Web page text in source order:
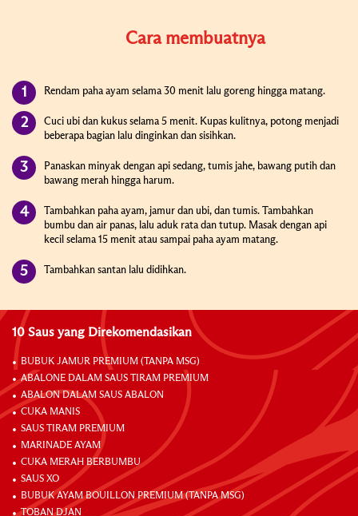
Cara membuatnya
Rendam paha ayam selama 30 menit lalu goreng hingga matang.
Cuci ubi dan kukus selama 5 menit. Kupas kulitnya, potong menjadi
beberapa bagian lalu dinginkan dan sisihkan.
Panaskan minyak dengan api sedang, tumis jahe, bawang putih dan
bawang merah hingga harum.
Tambahkan paha ayam, jamur dan ubi, dan tumis. Tambahkan
bumbu dan air panas, lalu aduk rata dan tutup. Masak dengan api
kecil selama 15 menit atau sampai paha ayam matang.
Tambahkan santan lalu didihkan.
10 Saus yang Direkomendasikan
BUBUK JAMUR PREMIUM (TANPA MSG)
ABALONE DALAM SAUS TIRAM PREMIUM
ABALON DALAM SAUS ABALON
CUKA MANIS
SAUS TIRAM PREMIUM
MARINADE AYAM
CUKA MERAH BERBUMBU
SAUS XO
BUBUK AYAM BOUILLON PREMIUM (TANPA MSG)
TOBAN DJAN